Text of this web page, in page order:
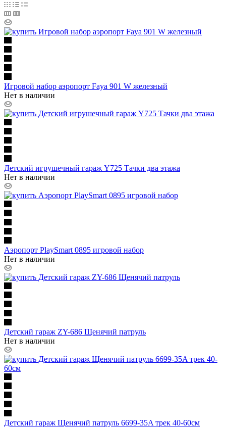
Игровой набор аэропорт Faya 901 W железный
Нет в наличии
Детский игрушечный гараж Y725 Тачки два этажа
Нет в наличии
Аэропорт PlaySmart 0895 игровой набор
Нет в наличии
Детский гараж ZY-686 Щенячий патруль
Нет в наличии
Детский гараж Щенячий патруль 6699-35A трек 40-60см